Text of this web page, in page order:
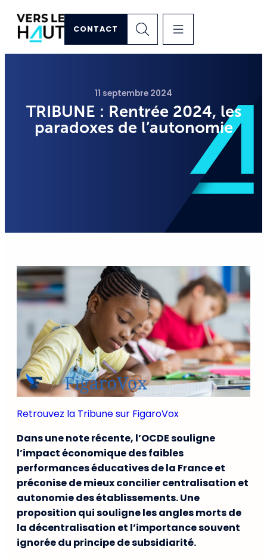
CONTACT
11 septembre 2024
TRIBUNE : Rentrée 2024, les
paradoxes de l’autonomie
Retrouvez la Tribune sur FigaroVox
Dans une note récente, l’OCDE souligne
l’impact économique des faibles
performances éducatives de la France et
préconise de mieux concilier centralisation et
autonomie des établissements. Une
proposition qui souligne les angles morts de
la décentralisation et l’importance souvent
ignorée du principe de subsidiarité.